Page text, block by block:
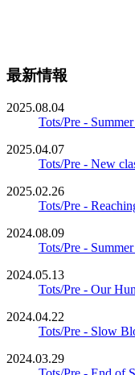
最新情報
2025.08.04
Tots/Pre - Summer
2025.04.07
Tots/Pre - New
2025.02.26
Tots/Pre -
2024.08.09
Tots/Pre -
2024.05.13
Tots/Pre - Our
2024.04.22
Tots/Pre - Slow
2024.03.29